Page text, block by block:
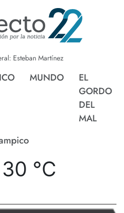
Esteban Martínez
MUNDO
EL
GORDO
DEL
MAL
30 °C